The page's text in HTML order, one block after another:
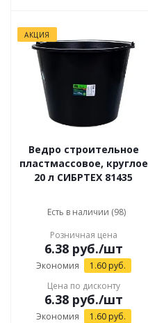
АКЦИЯ
Ведро строительное
пластмассовое, круглое
20 л СИБРТЕХ 81435
Есть в наличии (98)
Розничная цена
6.38руб./шт
Экономия 1.60руб.
Цена по дисконту
6.38руб./шт
Экономия 1.60руб.